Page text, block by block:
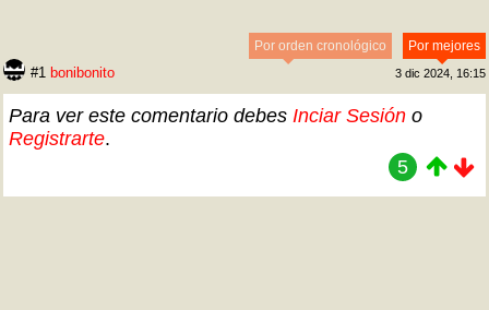
Por mejores
Por orden cronológico
#1 bonibonito 3 dic 2024, 16:15
Para ver este comentario debes Inciar Sesión o
Registrarte.
5